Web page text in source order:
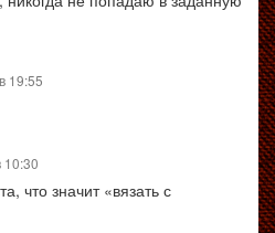
19:55
10:30
что значит «вязать с